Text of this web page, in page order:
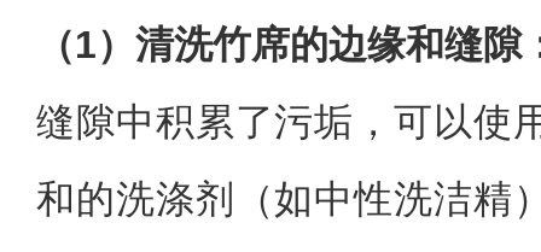
（1）清洗竹席的边缘和缝隙
缝隙中积累了污垢，可以使
和的洗涤剂（如中性洗洁精